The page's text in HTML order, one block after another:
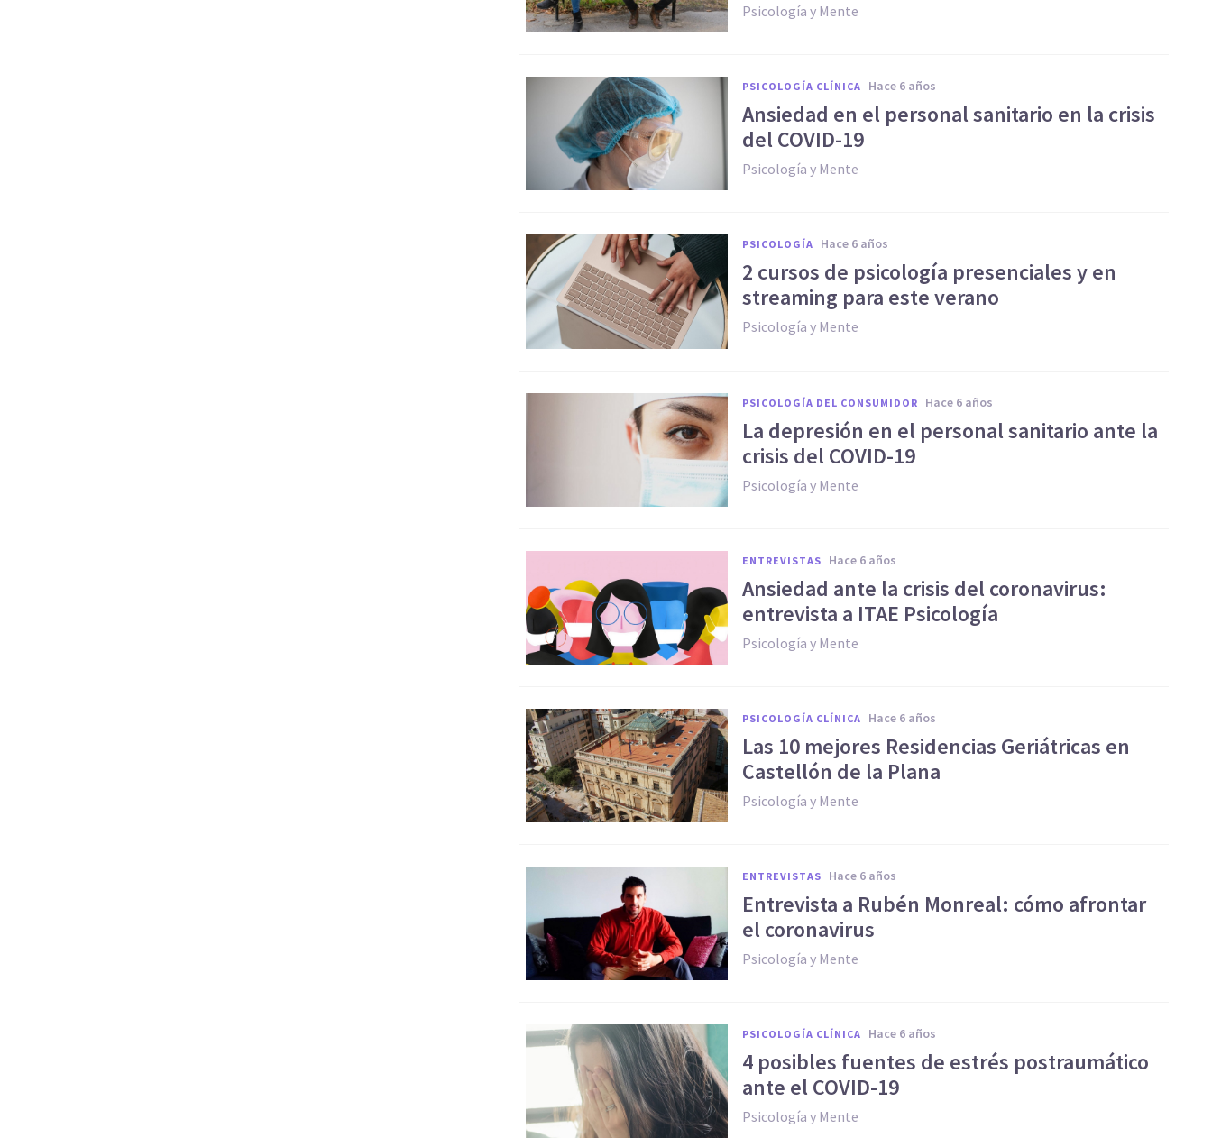
Psicología y Mente
PSICOLOGÍA CLÍNICA hace 6 años
Ansiedad en el personal sanitario en la crisis
del COVID-19
Psicología y Mente
PSICOLOGÍA hace 6 años
2 cursos de psicología presenciales y en
streaming para este verano
Psicología y Mente
PSICOLOGÍA DEL CONSUMIDOR hace 6 años
La depresión en el personal sanitario ante la
crisis del COVID-19
Psicología y Mente
ENTREVISTAS hace 6 años
Ansiedad ante la crisis del coronavirus:
entrevista a ITAE Psicología
Psicología y Mente
PSICOLOGÍA CLÍNICA hace 6 años
Las 10 mejores Residencias Geriátricas en
Castellón de la Plana
Psicología y Mente
ENTREVISTAS hace 6 años
Entrevista a Rubén Monreal: cómo afrontar
el coronavirus
Psicología y Mente
PSICOLOGÍA CLÍNICA hace 6 años
4 posibles fuentes de estrés postraumático
ante el COVID-19
Psicología y Mente